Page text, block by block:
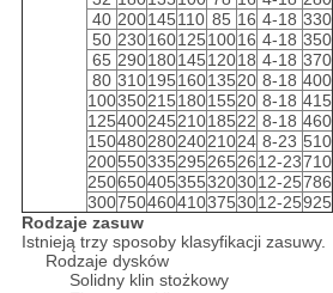
40 200145110 85 16 4-18 330
50 23016012510016 4-18 350
65 29018014512018 4-18 370
80 31019516013520 8-18 400
10035021518015520 8-18 415
12540024521018522 8-18 460
15048028024021024 8-23 510
2005503352952652612-23710
2506504053553203012-25786
3007504604103753012-25925
Rodzaje zasuw
Istnieją trzy sposoby klasyfikacji zasuwy.
Rodzaje dysków
Solidny klin stożkowy